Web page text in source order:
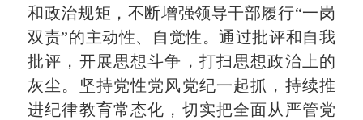
和政治规矩，不断增强领导干部履行“一岗
双责”的主动性、自觉性。通过批评和自我
批评，开展思想斗争，打扫思想政治上的
灰尘。坚持党性党风党纪一起抓，持续推
进纪律教育常态化，切实把全面从严管党